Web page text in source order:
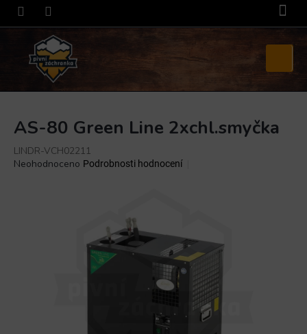
Přejít
obsah
košík
AS-80 Green Line 2xchl.smyčka
LINDR-VCH02211
Průměrné
Neohodnoceno Podrobnosti hodnocení